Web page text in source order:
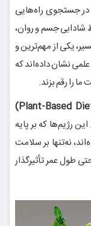
در جستجوی راه‌هایی
شادابی جسم و روان،
یکی از مهم‌ترین و
نشان داده‌اند که
را رقم بزند.
رژیم‌ها که بر پایه
نه‌تنها بر سلامت
طول عمر تأثیرگذار